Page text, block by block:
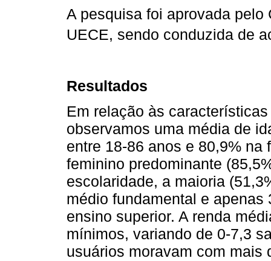
A pesquisa foi aprovada
UECE, sendo conduzida de
Resultados
Em relação às
observamos uma média de
entre 18-86 anos e 80,9%
feminino predominante
escolaridade, a maioria
médio fundamental e
ensino superior. A renda
mínimos, variando de 0-7,3
usuários moravam com mais